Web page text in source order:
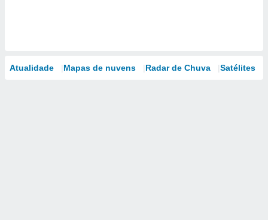
Atualidade Mapas de nuvens Radar de Chuva Satélites